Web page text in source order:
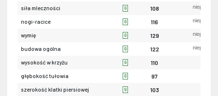
siła mleczności G 108
nogi-racice G 116
wymię G 129
budowa ogólna G 122
wysokość w krzyżu G 110
głębokość tułowia G 97
szerokość klatki piersiowej G 103